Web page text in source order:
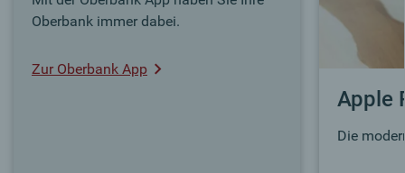
Oberbank immer dabei.
Zur Oberbank App
Apple
Die